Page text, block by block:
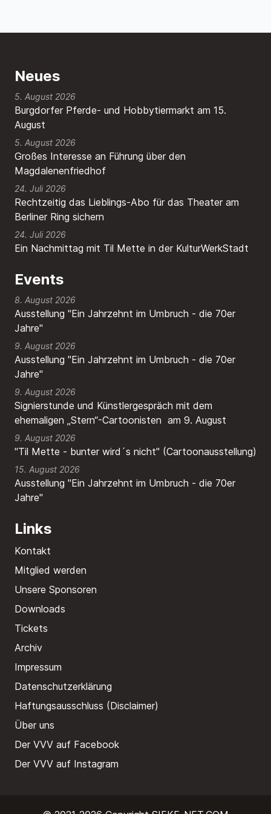
Neues
Burgdorfer Pferde- und Hobbytiermarkt am 15.
August
5. August 2026
Großes Interesse an Führung über den
Magdalenenfriedhof
5. August 2026
Rechtzeitig das Lieblings-Abo für das Theater am
Berliner Ring sichern
24. Juli 2026
Ein Nachmittag mit Til Mette in der KulturWerkStadt
24. Juli 2026
Events
8. August 2026
Ausstellung "Ein Jahrzehnt im Umbruch - die 70er
Jahre"
9. August 2026
Ausstellung "Ein Jahrzehnt im Umbruch - die 70er
Jahre"
9. August 2026
Signierstunde und Künstlergespräch mit dem
ehemaligen „Stern“-Cartoonisten am 9. August
9. August 2026
"Til Mette - bunter wird´s nicht" (Cartoonausstellung)
15. August 2026
Ausstellung "Ein Jahrzehnt im Umbruch - die 70er
Jahre"
Links
Kontakt
Mitglied werden
Unsere Sponsoren
Downloads
Tickets
Archiv
Impressum
Datenschutzerklärung
Haftungsausschluss (Disclaimer)
Über uns
Der VVV auf Facebook
Der VVV auf Instagram